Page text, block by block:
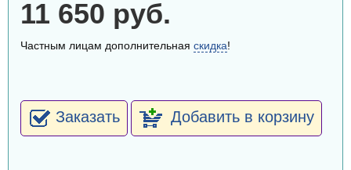
11 650 руб.
Частным лицам дополнительная скидка!
Заказать Добавить в корзину